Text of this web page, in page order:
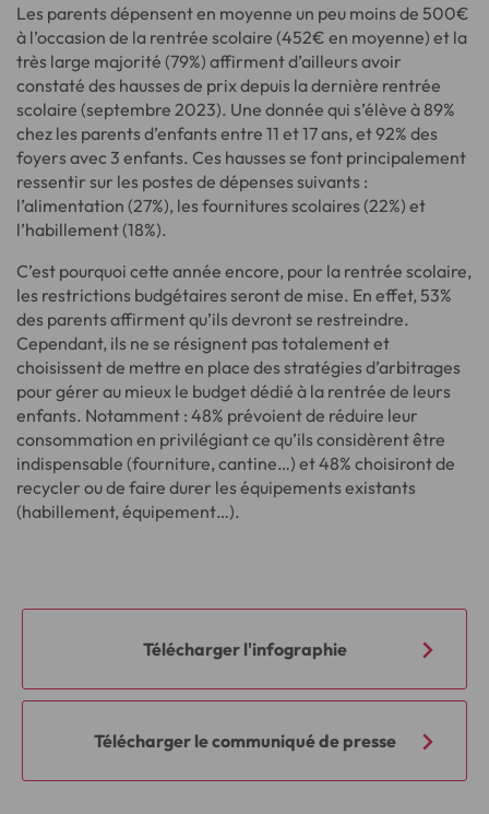
Les parents dépensent en moyenne un peu moins de 500€
à l’occasion de la rentrée scolaire (452€ en moyenne) et la
très large majorité (79%) affirment d’ailleurs avoir
constaté des hausses de prix depuis la dernière rentrée
scolaire (septembre 2023). Une donnée qui s’élève à 89%
chez les parents d’enfants entre 11 et 17 ans, et 92% des
foyers avec 3 enfants. Ces hausses se font principalement
ressentir sur les postes de dépenses suivants :
l’alimentation (27%), les fournitures scolaires (22%) et
l’habillement (18%).
C’est pourquoi cette année encore, pour la rentrée scolaire,
les restrictions budgétaires seront de mise. En effet, 53%
des parents affirment qu’ils devront se restreindre.
Cependant, ils ne se résignent pas totalement et
choisissent de mettre en place des stratégies d’arbitrages
pour gérer au mieux le budget dédié à la rentrée de leurs
enfants. Notamment : 48% prévoient de réduire leur
consommation en privilégiant ce qu’ils considèrent être
indispensable (fourniture, cantine…) et 48% choisiront de
recycler ou de faire durer les équipements existants
(habillement, équipement…).
Télécharger l'infographie
Télécharger le communiqué de presse